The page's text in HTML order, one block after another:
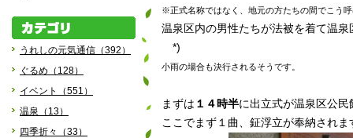
うれしの元気通信（392）
ぐるめ（128）
イベント（551）
温泉（13）
四季折々（33）
※正式名称ではなく、地元の方たちの間でこう
温泉区内の男性たちが法被を着て温
*)
小雨の場合も決行されるそうです。
まずは １４時半に出立式が温泉区公
ここでまず１曲、鉦浮立が奉納されま